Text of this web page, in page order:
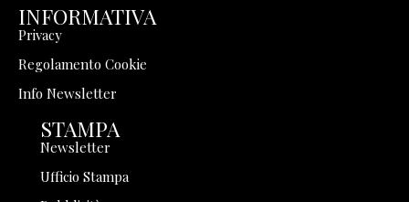
INFORMATIVA
Privacy
Regolamento Cookie
Info Newsletter
STAMPA
Newsletter
Ufficio Stampa